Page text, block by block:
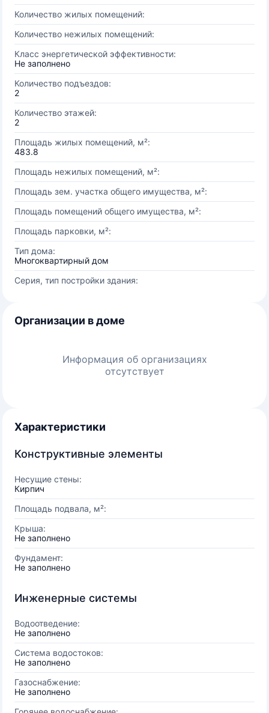
Количество жилых помещений:
Количество нежилых помещений:
Класс энергетической эффективности:
Не заполнено
Количество подъездов:
2
Количество этажей:
2
Площадь жилых помещений, м²:
483.8
Площадь нежилых помещений, м²:
Площадь зем. участка общего имущества, м²:
Площадь помещений общего имущества, м²:
Площадь парковки, м²:
Тип дома:
Многоквартирный дом
Серия, тип постройки здания:
Организации в доме
Информация об организациях
отсутствует
Характеристики
Конструктивные элементы
Несущие стены:
Кирпич
Площадь подвала, м²:
Крыша:
Не заполнено
Фундамент:
Не заполнено
Инженерные системы
Водоотведение:
Не заполнено
Система водостоков:
Не заполнено
Газоснабжение:
Не заполнено